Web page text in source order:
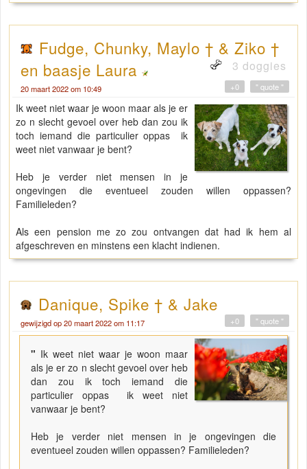
Fudge, Chunky, Maylo † & Ziko †
en baasje Laura
3 doggies
20 maart 2022 om 10:49 " quote "
+0
Ik weet niet waar je woon maar als je er
zo n slecht gevoel over heb dan zou ik
toch iemand die particulier oppas ik
weet niet vanwaar je bent?
Heb je verder niet mensen in je
ongevingen die eventueel zouden willen oppassen?
Familieleden?
Als een pension me zo zou ontvangen dat had ik hem al
afgeschreven en minstens een klacht indienen.
Danique, Spike † & Jake
gewijzigd op 20 maart 2022 om 11:17 " quote "
+0
" Ik weet niet waar je woon maar
als je er zo n slecht gevoel over heb
dan zou ik toch iemand die
particulier oppas ik weet niet
vanwaar je bent?
Heb je verder niet mensen in je ongevingen die
eventueel zouden willen oppassen? Familieleden?